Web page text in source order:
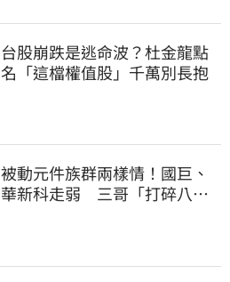
台股崩跌是逃命波？杜金龍點
名「這檔權值股」千萬別長抱
被動元件族群兩樣情！國巨、
華新科走弱 三哥「打碎八卦